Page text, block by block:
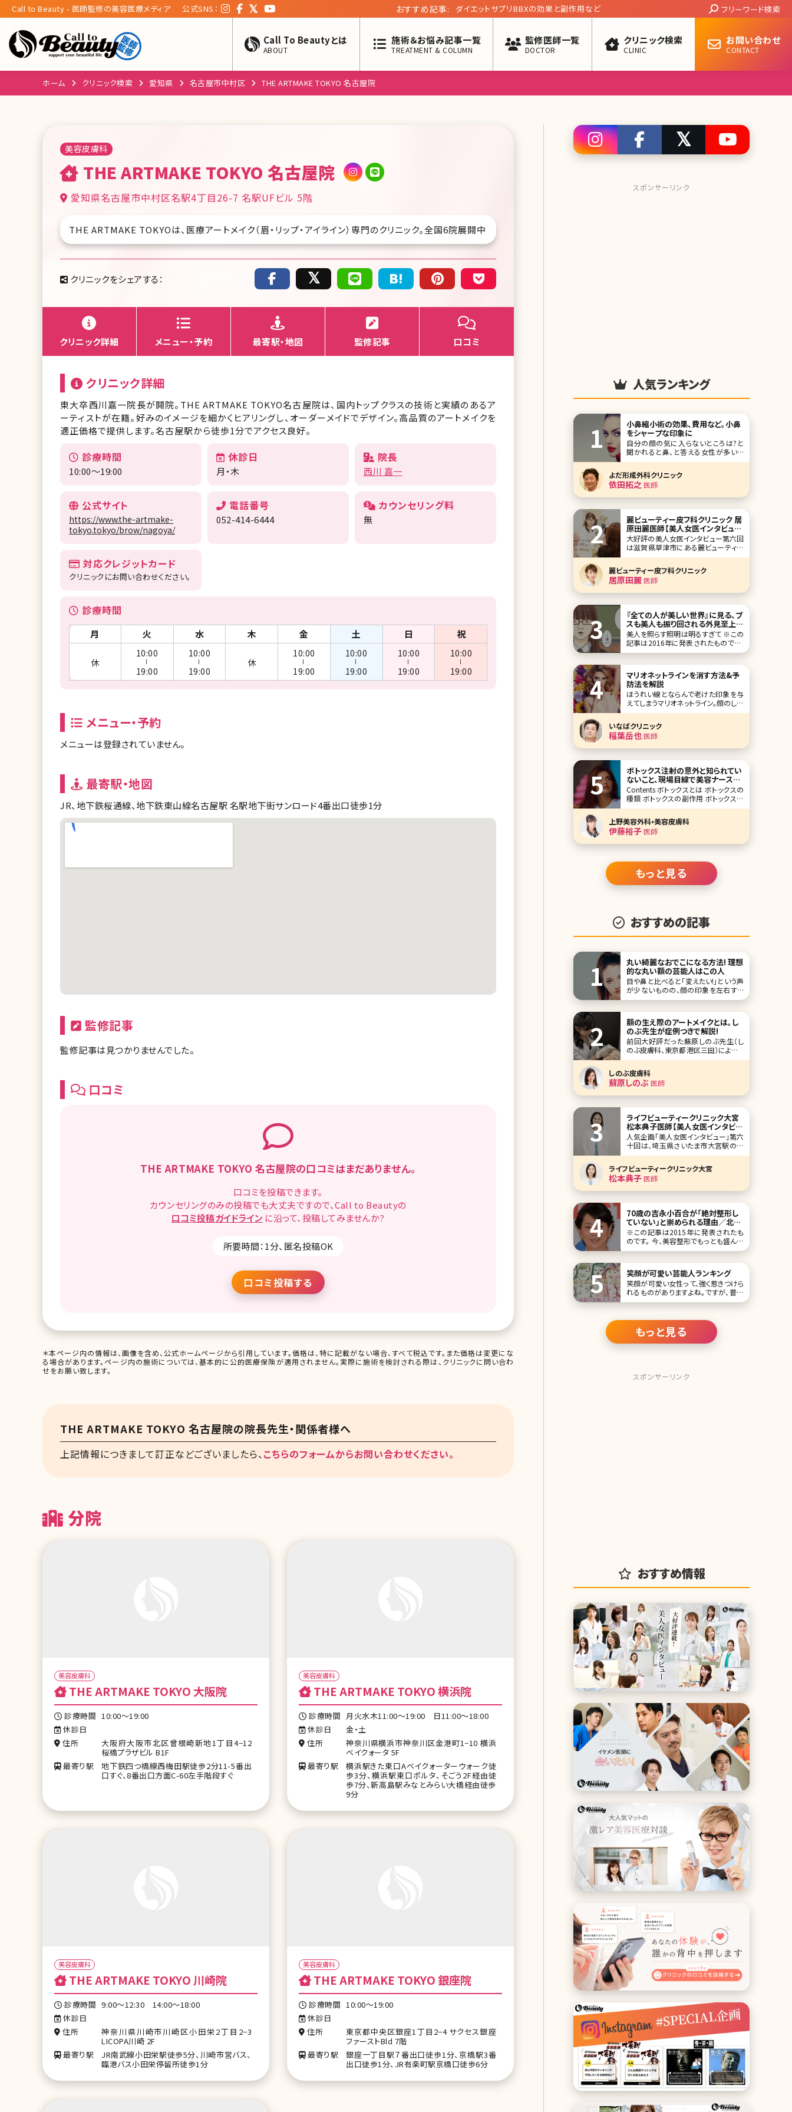
Call to Beauty - 医師監修の美容医療メディア 公式SNS： おすすめ記事: ダイエットサプリBBXの効果と副作用など Search:
フリーワード検索
Call To Beautyとは
ABOUT
施術＆お悩み記事一覧
TREATMENT & COLUMN
監修医師一覧
DOCTOR
クリニック検索
CLINIC
お問い合わせ
CONTACT
ホーム クリニック検索 愛知県 名古屋市中村区 THE ARTMAKE TOKYO 名古屋院
美容皮膚科
THE ARTMAKE TOKYO 名古屋院
愛知県名古屋市中村区名駅4丁目26-7 名駅UFビル 5階
THE ARTMAKE TOKYOは、医療アートメイク（眉・リップ・アイライン）専門のクリニック。全国6院展開中
クリニックをシェアする：
クリニック詳細 メニュー・予約 最寄駅・地図 監修記事 口コミ
クリニック詳細
東大卒西川嘉一院長が開院。THE ARTMAKE TOKYO名古屋院は、国内トップクラスの技術と実績のあるア
ーティストが在籍。好みのイメージを細かくヒアリングし、オーダーメイドでデザイン。高品質のアートメイクを
適正価格で提供します。名古屋駅から徒歩1分でアクセス良好。
診療時間
10:00～19:00
休診日
月・木
院長
西川 嘉一
公式サイト
https://www.the-artmake-
tokyo.tokyo/brow/nagoya/
電話番号
052-414-6444
カウンセリング料
無
対応クレジットカード
クリニックにお問い合わせください。
診療時間
月 火 水 木 金 土 日 祝
休
10:00
19:00
10:00
19:00
休
10:00
19:00
10:00
19:00
10:00
19:00
10:00
19:00
メニュー・予約
メニューは登録されていません。
最寄駅・地図
JR、地下鉄桜通線、地下鉄東山線名古屋駅 名駅地下街サンロード4番出口徒歩1分
監修記事
監修記事は見つかりませんでした。
口コミ
THE ARTMAKE TOKYO 名古屋院の口コミはまだありません。
口コミを投稿できます。
カウンセリングのみの投稿でも大丈夫ですので、Call to Beautyの
口コミ投稿ガイドライン に沿って、 投稿してみませんか?
所要時間：1分、匿名投稿OK
口コミ投稿する
＊本ページ内の情報は、画像を含め、公式ホームページから引用しています。価格は、特に記載がない場合、すべて税込です。また価格は変更にな
る場合があります。ページ内の施術については、基本的に公的医療保険が適用されません。実際に施術を検討される際は、クリニックに問い合わ
せをお願い致します。
THE ARTMAKE TOKYO 名古屋院の院長先生・関係者様へ
上記情報につきまして訂正などございましたら、こちらのフォームからお問い合わせください。
分院
美容皮膚科
THE ARTMAKE TOKYO 大阪院
診療時間 10:00〜19:00
休診日
住所
大阪府大阪市北区曾根崎新地1丁目4−12
桜橋プラザビル B1F
最寄り駅
地下鉄四つ橋線西梅田駅徒歩2分11-5番出
口すぐ、8番出口方面C-60左手階段すぐ
美容皮膚科
THE ARTMAKE TOKYO 横浜院
診療時間 月火水木11:00〜19:00 日11:00〜18:00
休診日
金・土
住所
神奈川県横浜市神奈川区金港町1−10 横浜
ベイクォータ 5F
最寄り駅
横浜駅きた東口Aベイクォーターウォーク徒
歩3分、横浜駅東口ポルタ、そごう2F経由徒
歩7分、新高島駅みなとみらい大橋経由徒歩
9分
美容皮膚科
THE ARTMAKE TOKYO 川崎院
診療時間 9:00～12:30 14:00～18:00
休診日
住所
神奈川県川崎市川崎区小田栄2丁目2−3
LICOPA川崎 2F
最寄り駅
JR南武線小田栄駅徒歩5分、川崎市営バス、
臨港バス小田栄停留所徒歩1分
美容皮膚科
THE ARTMAKE TOKYO 銀座院
診療時間 10:00～19:00
休診日
住所
東京都中央区銀座1丁目2−4 サクセス銀座
ファーストBld 7階
最寄り駅
銀座一丁目駅７番出口徒歩1分、京橋駅3番
出口徒歩1分、JR有楽町駅京橋口徒歩6分
スポンサーリンク
人気ランキング
小鼻縮小術の効果、費用など。小鼻
をシャープな印象に
自分の顔の気に入らないところは?と
聞かれると鼻、と答える女性が多いと
言われています。皆さんはいかがです
か?筆者も笑うと鼻が横に広がるのが
悩みです。「鼻がもう少し小さかったら、
美人になれるのに」と思っている方も
多いのではないでしょうか。ここでは顔
方法・小鼻縮小術が
よだ形成外科クリニック
依田拓之 医師
麗ビューティー皮フ科クリニック 居
原田麗医師【美人女医インタビュー
第六回】
大好評の美人女医インタビュー第六回
は滋賀県草津市にある麗ビューティー
皮フ科クリニックの居原田麗院長です。
美容皮膚科メインですが、美容外科の
メニューも充実していて、アットホーム
なクリニックを目指しています。県外か
らも多数患者さんが来ていて、多くの頻
信の美容のことなど、
麗ビューティー皮フ科クリニック
居原田麗医師
『全ての人が美しい世界』に見る、ブ
スも美人も振り回される外見至上主
義の根深さ／北条かや
美人を照らす照明は明るすぎて ※この
記事は2016年に発表されたものです。
「私はいつも主人公私を照らす照明は
い場所のことは知らなかった」――無料漫
画サイト、comicoで連載中の『全ての
人が美しい
マリオネットラインを消す方法&予
防法を解説
ほうれい線とならんで老けた印象を与
えてしまうマリオネットライン。顔のしわ
のなかでも特に見た目年齢をあげてし
ンはなぜできるのでしょうか。ここでは
マリオネットラインができる原因と改善
方法について詳しく
いなばクリニック
稲葉岳也医師
ボトックス注射の意外と知られてい
ないこと、現場目線で美容ナースが
徹底解説
Contents ボトックスとは ボトックスの
種類 ボトックスの副作用 ボトックスの
価格 注入する箇所 まとめ 太陽の光が
眩しかったり、体をどこかにぶつけて痛
みがある時に出てくる眉間のシワは年
代問わず起こり得ます。ただ、そのシワ
は年齢を重ねれば重ねるほどに残って
上野美容外科•美容皮膚科
伊藤裕子医師
もっと見る
おすすめの記事
丸い綺麗なおでこになる方法! 理想
的な丸い額の芸能人はこの人
目や鼻と比べると「変えたい!」という声
が少ないものの、顔の印象を左右する
パーツがおでこです。皆さんは自分の
韓国ではおでこの美しさが重要視され
ていて、芸能人でもおでこの整形をして
いる人が少なく
額の生え際のアートメイクとは。し
のぶ先生が症例つきで解説!
前回大好評だった蘇原しのぶ先生（し
のぶ皮膚科、東京都港区三田）によるメ
ディカルアートメイク企画の第二弾とし
て、今回は額の生え際のアートメイクに
ついて解説してもらいました。 小顔にな
りたい、最近額が広くなった気がする、
髪の毛が瘦せ細り、生え際の薄毛が気
しのぶ皮膚科
蘇原しのぶ医師
ライフビューティークリニック大宮
松本典子医師【美人女医インタビュ
ー第六十回】
人気企画「美人女医インタビュー」第六
十回は、埼玉県さいたま市大宮駅の東
口から徒歩1分にある、ライフビューテ
ィークリニック大宮で院長を務める松
本典子（まつもとのりこ）先生です。 美
肌、たるみ、婦人科形成を3本柱に、"患
者さんと共に歳を重ねていきたい"との
ライフビューティークリニック大宮
松本典子医師
70歳の吉永小百合が「絶対整形し
ていない」と崇められる理由／北条
かや
※この記事は2015年に発表されたも
のです。 今、美容整形でもっとも盛んな
のは「アンチエイジング」だ。美魔女ブ
中高年世代に熱い眼差しを向ける。そ
んな女性たちもおののく美しさを保っ
ているのが、女優の
笑顔が可愛い芸能人ランキング
笑顔が可愛い女性って、強く惹きつけら
れるものがありますよね。ですが、普段
思いっきり笑顔になることは、そこまで
笑顔になれば、もっと素敵な人になれ
るかもしれません。 そこで、「笑顔が可
愛い女性芸能人」を10人集めてみまし
た!笑顔が可愛い人たちを見て、素敵な
もっと見る
スポンサーリンク
おすすめ情報